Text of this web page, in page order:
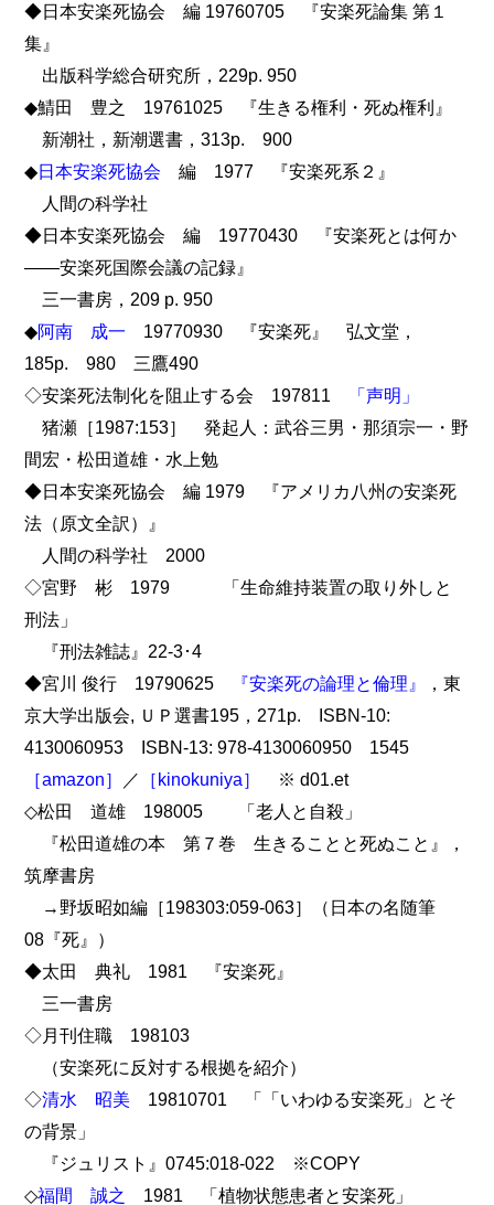
◆日本安楽死協会 編 19760705 『安楽死論集 第１
集』
出版科学総合研究所，229p. 950
◆鯖田 豊之 19761025 『生きる権利・死ぬ権利』
新潮社，新潮選書，313p. 900
◆日本安楽死協会 編 1977 『安楽死系２』
人間の科学社
◆日本安楽死協会 編 19770430 『安楽死とは何か
――安楽死国際会議の記録』
三一書房，209 p. 950
◆阿南 成一 19770930 『安楽死』 弘文堂，
185p. 980 三鷹490
◇安楽死法制化を阻止する会 197811
「声明」
猪瀬［1987:153］ 発起人：武谷三男・那須宗一・野
間宏・松田道雄・水上勉
◆日本安楽死協会 編 1979 『アメリカ八州の安楽死
法（原文全訳）』
人間の科学社 2000
◇宮野 彬 1979 「生命維持装置の取り外しと
刑法」
『刑法雑誌』22-3･4
◆宮川 俊行 19790625
『安楽死の論理と倫理』
，東
京大学出版会, ＵＰ選書195，271p. ISBN-10:
4130060953 ISBN-13: 978-4130060950 1545
［amazon］
／ ［kinokuniya］
※ d01.et
◇松田 道雄 198005 「老人と自殺」
『松田道雄の本 第７巻 生きることと死ぬこと』，
筑摩書房
→野坂昭如編［198303:059-063］（日本の名随筆
08『死』）
◆太田 典礼 1981 『安楽死』
三一書房
◇月刊住職 198103
（安楽死に反対する根拠を紹介）
◇清水 昭美 19810701 「「いわゆる安楽死」とそ
の背景」
『ジュリスト』0745:018-022 ※COPY
◇福間 誠之 1981 「植物状態患者と安楽死」